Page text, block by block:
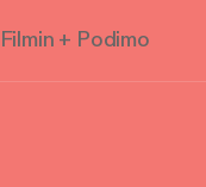
Filmin + Podimo